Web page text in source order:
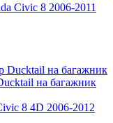
Civic 8 2006-2011
на багажник